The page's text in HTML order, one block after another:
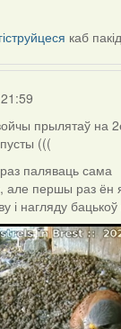
каб
прылятаў на
(((
паляваць сама
але першы раз ён
і нагляду